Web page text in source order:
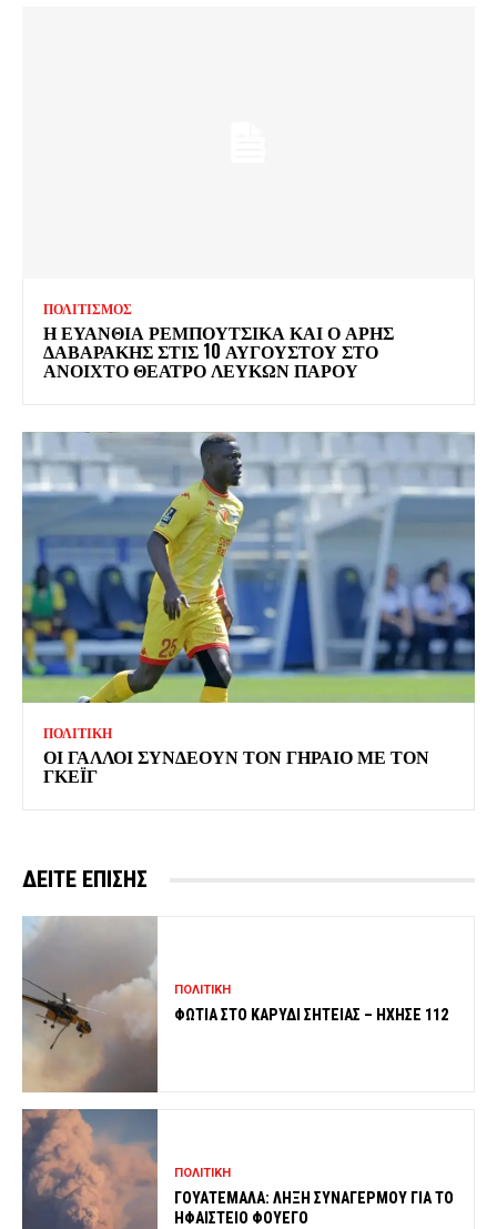
ΠΟΛΙΤΙΣΜΟΣ
Η ΕΥΑΝΘΙΑ ΡΕΜΠΟΥΤΣΙΚΑ ΚΑΙ Ο ΑΡΗΣ
ΔΑΒΑΡΑΚΗΣ ΣΤΙΣ 10 ΑΥΓΟΥΣΤΟΥ ΣΤΟ
ΑΝΟΙΧΤΟ ΘΕΑΤΡΟ ΛΕΥΚΩΝ ΠΑΡΟΥ
ΠΟΛΙΤΙΚΗ
ΟΙ ΓΑΛΛΟΙ ΣΥΝΔΕΟΥΝ ΤΟΝ ΓΗΡΑΙΟ ΜΕ ΤΟΝ
ΓΚΕΪΓ
ΔΕΙΤΕ ΕΠΙΣΗΣ
ΠΟΛΙΤΙΚΗ
ΦΩΤΙΑ ΣΤΟ ΚΑΡΥΔΙ ΣΗΤΕΙΑΣ – ΗΧΗΣΕ 112
ΠΟΛΙΤΙΚΗ
ΓΟΥΑΤΕΜΑΛΑ: ΛΗΞΗ ΣΥΝΑΓΕΡΜΟΥ ΓΙΑ ΤΟ
ΗΦΑΙΣΤΕΙΟ ΦΟΥΕΓΟ